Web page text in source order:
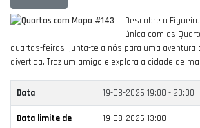
Descobre a
única com as
quartas-feiras, junta-te a nós para uma aventura
divertida. Traz um amigo e explora a cidade de
Data 19-08-2026 19:00 - 20:00
Data limite de
19-08-2026 13:00